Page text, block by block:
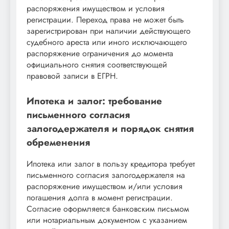
распоряжения имуществом и условия
регистрации. Переход права не может быть
зарегистрирован при наличии действующего
судебного ареста или иного исключающего
распоряжение ограничения до момента
официального снятия соответствующей
правовой записи в ЕГРН.
Ипотека и залог: требование
письменного согласия
залогодержателя и порядок снятия
обременения
Ипотека или залог в пользу кредитора требует
письменного согласия залогодержателя на
распоряжение имуществом и/или условия
погашения долга в момент регистрации.
Согласие оформляется банковским письмом
или нотариальным документом с указанием